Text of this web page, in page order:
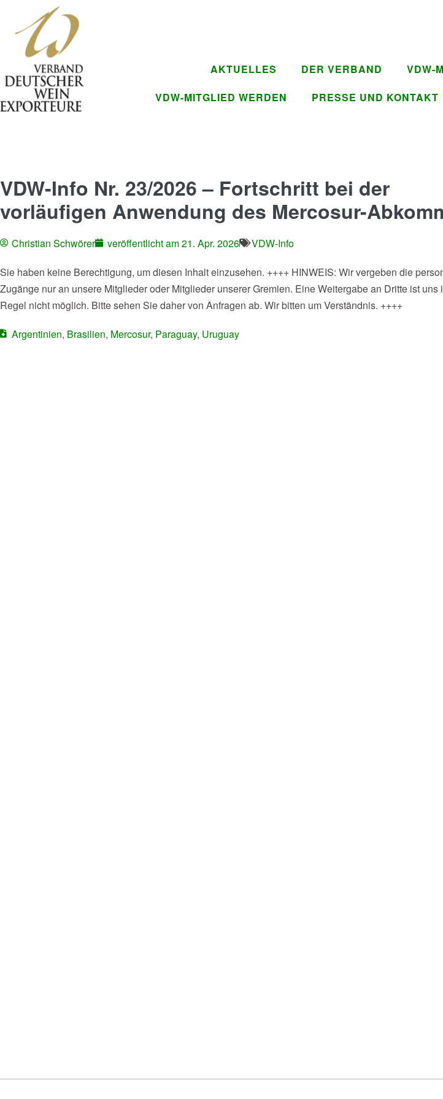
AKTUELLES DER VERBAND
VDW-
VDW-MITGLIED WERDEN
PRESSE UND KONTAKT
VDW-Info Nr. 23/2026 – Fortschritt bei der
vorläufigen Anwendung des Mercosur-
Christian Schwörer veröffentlicht am21. Apr. 2026 VDW-Info
Sie haben keine Berechtigung, um diesen Inhalt einzusehen. ++++ HINWEIS: Wir vergeben die
Zugänge nur an unsere Mitglieder oder Mitglieder unserer Gremien. Eine Weitergabe an Dritte ist uns
Regel nicht möglich. Bitte sehen Sie daher von Anfragen ab. Wir bitten um Verständnis. ++++
Argentinien, Brasilien, Mercosur, Paraguay, Uruguay